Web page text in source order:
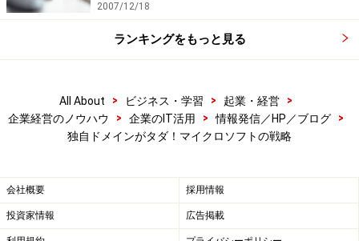
Office Live Basicsについて詳しく見ていきましょう
1/4 次のページへ
2007/12/18
ランキングをもっと見る
All About > ビジネス・学習 > 起業・経営
>
企業経営のノウハウ
> 企業のIT活用 > 情報発信／HP／ブログ
>
独自ドメインがタダ！マイクロソフトの戦略
会社概要 採用情報
投資家情報 広告掲載